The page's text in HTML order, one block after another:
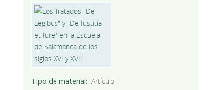
Tipo de material
Artículo